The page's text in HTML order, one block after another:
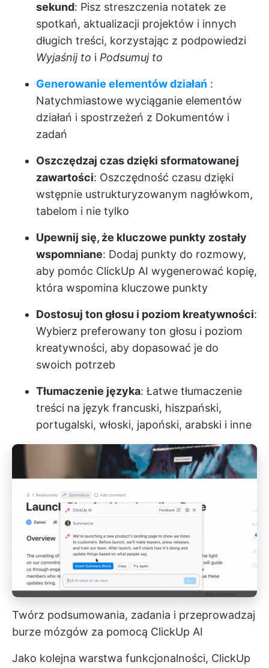
sekund: Pisz streszczenia notatek ze
spotkań, aktualizacji projektów i innych
długich treści, korzystając z podpowiedzi
Wyjaśnij to i Podsumuj to
Generowanie elementów działań :
Natychmiastowe wyciąganie elementów
działań i spostrzeżeń z Dokumentów i
zadań
Oszczędzaj czas dzięki sformatowanej
zawartości: Oszczędność czasu dzięki
wstępnie ustrukturyzowanym nagłówkom,
tabelom i nie tylko
Upewnij się, że kluczowe punkty zostały
wspomniane: Dodaj punkty do rozmowy,
aby pomóc ClickUp AI wygenerować kopię,
która wspomina kluczowe punkty
Dostosuj ton głosu i poziom kreatywności:
Wybierz preferowany ton głosu i poziom
kreatywności, aby dopasować je do
swoich potrzeb
Tłumaczenie języka: Łatwe tłumaczenie
treści na język francuski, hiszpański,
portugalski, włoski, japoński, arabski i inne
Twórz podsumowania, zadania i przeprowadzaj
burze mózgów za pomocą ClickUp AI
Jako kolejna warstwa funkcjonalności, ClickUp